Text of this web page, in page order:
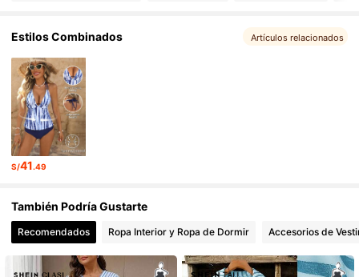
4.86 1M Seguidores
4.86
Estilos Combinados Artículos relacionados
S/41.49
También Podría Gustarte
Recomendados Ropa Interior y Ropa de Dormir Accesorios de